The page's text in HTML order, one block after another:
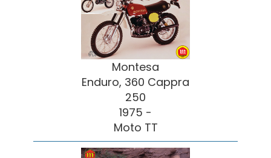
Montesa
Enduro, 360 Cappra
250
1975 -
Moto TT